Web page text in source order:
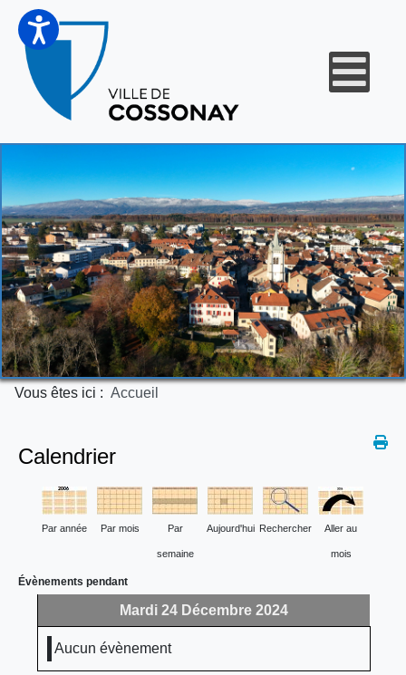
Vous êtes ici : Accueil
Calendrier
Par année Par mois Par
semaine
Aujourd'hui Rechercher Aller au
mois
Évènements pendant
Mardi 24 Décembre 2024
Aucun évènement